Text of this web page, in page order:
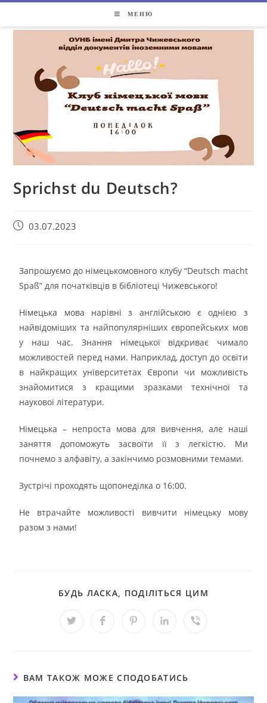
МЕНЮ
Sprichst du Deutsch?
03.07.2023
Запрошуємо до німецькомовного клубу “Deutsch macht
Spaß” для початківців в бібліотеці Чижевського!
Німецька мова нарівні з англійською є однією з
найвідоміших та найпопулярніших європейських мов
у наш час. Знання німецької відкриває чимало
можливостей перед нами. Наприклад, доступ до освіти
в найкращих університетах Європи чи можливість
знайомитися з кращими зразками технічної та
наукової літератури.
Німецька – непроста мова для вивчення, але наші
заняття допоможуть засвоїти її з легкістю. Ми
почнемо з алфавіту, а закінчимо розмовними темами.
Зустрічі проходять щопонеділка о 16:00.
Не втрачайте можливості вивчити німецьку мову
разом з нами!
БУДЬ ЛАСКА, ПОДІЛІТЬСЯ ЦИМ
ВАМ ТАКОЖ МОЖЕ СПОДОБАТИСЬ